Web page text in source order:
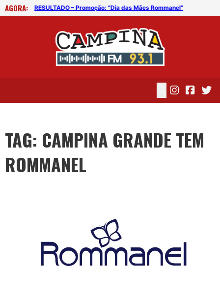
AGORA: RESULTADO – Promoção: “Dia das Mães Rommanel”
TAG: CAMPINA GRANDE TEM
ROMMANEL